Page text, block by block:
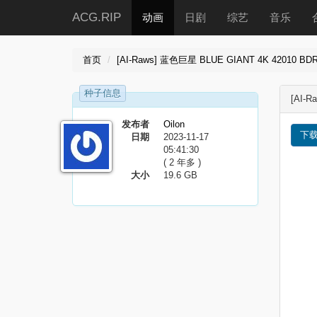
ACG.RIP 动画 日剧 综艺 音乐
首页 [AI-Raws] 蓝色巨星 BLUE GIANT 4K 42010
种子信息
发布者
Oilon
日期
2023-11-17
05:41:30
( 2 年多 )
大小
19.6 GB
[AI-
下